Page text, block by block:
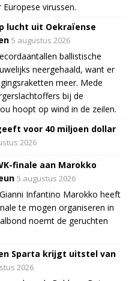
virussen.
lucht uit Oekraïense
5 augustus 2026
ballistische
neergehaald, want er
meer. Mede
bij de
hoopt op wind in de zeilen.
voor 40 miljoen dollar
2026
finale aan Marokko
5 augustus 2026
Infantino Marokko heeft
te mogen organiseren in
noemt de geruchten
Sparta krijgt uitstel van
2026